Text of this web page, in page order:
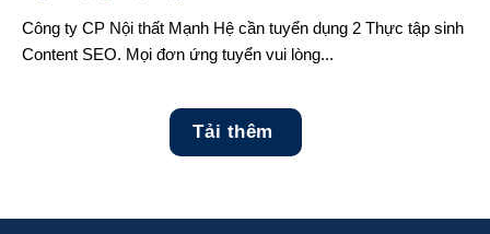
Công ty CP Nội thất Mạnh Hệ cần tuyển dụng 2 Thực tập sinh
Content SEO. Mọi đơn ứng tuyển vui lòng...
Tải thêm